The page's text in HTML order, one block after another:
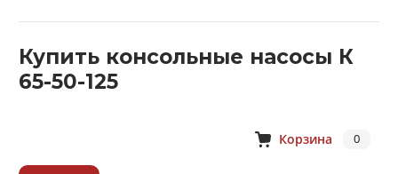
Купить консольные насосы К
65-50-125
Корзина 0